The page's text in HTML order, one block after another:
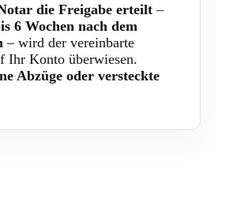
die Freigabe erteilt –
6 Wochen nach dem
– wird der vereinbarte
Ihr Konto überwiesen.
Abzüge oder versteckte